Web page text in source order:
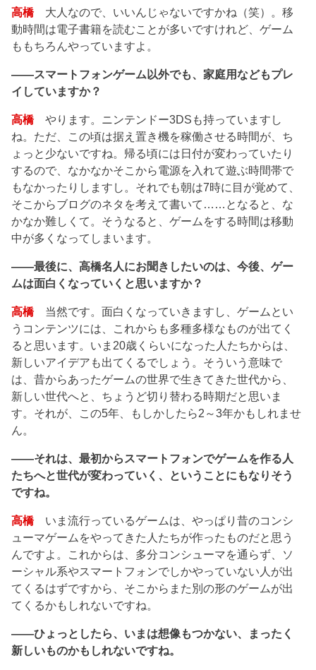
高橋大人なので、いいんじゃないですかね（笑）。移
動時間は電子書籍を読むことが多いですけれど、ゲーム
ももちろんやっていますよ。
――スマートフォンゲーム以外でも、家庭用などもプレ
イしていますか？
高橋やります。ニンテンドー3DSも持っていますし
ね。ただ、この頃は据え置き機を稼働させる時間が、ち
ょっと少ないですね。帰る頃には日付が変わっていたり
するので、なかなかそこから電源を入れて遊ぶ時間帯で
もなかったりしますし。それでも朝は7時に目が覚めて、
そこからブログのネタを考えて書いて……となると、な
かなか難しくて。そうなると、ゲームをする時間は移動
中が多くなってしまいます。
――最後に、高橋名人にお聞きしたいのは、今後、ゲー
ムは面白くなっていくと思いますか？
高橋当然です。面白くなっていきますし、ゲームとい
うコンテンツには、これからも多種多様なものが出てく
ると思います。いま20歳くらいになった人たちからは、
新しいアイデアも出てくるでしょう。そういう意味で
は、昔からあったゲームの世界で生きてきた世代から、
新しい世代へと、ちょうど切り替わる時期だと思いま
す。それが、この5年、もしかしたら2～3年かもしれませ
ん。
――それは、最初からスマートフォンでゲームを作る人
たちへと世代が変わっていく、ということにもなりそう
ですね。
高橋いま流行っているゲームは、やっぱり昔のコンシ
ューマゲームをやってきた人たちが作ったものだと思う
んですよ。これからは、多分コンシューマを通らず、ソ
ーシャル系やスマートフォンでしかやっていない人が出
てくるはずですから、そこからまた別の形のゲームが出
てくるかもしれないですね。
――ひょっとしたら、いまは想像もつかない、まったく
新しいものかもしれないですね。